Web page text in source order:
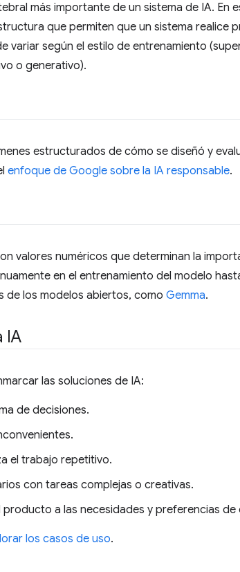
más importante de un sistema de IA. En
que permiten que un sistema realice
variar según el estilo de entrenamiento
o generativo).
estructurados de cómo se diseñó y
enfoque de Google sobre la IA responsable.
valores numéricos que determinan la
en el entrenamiento del modelo
de los modelos abiertos, como Gemma.
IA
las soluciones de IA:
de decisiones.
el trabajo repetitivo.
con tareas complejas o creativas.
producto a las necesidades y preferencias de
los casos de uso.